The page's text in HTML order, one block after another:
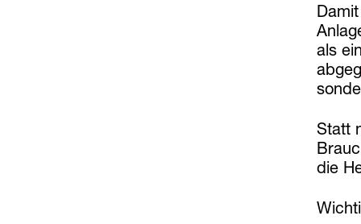
als
Statt
die